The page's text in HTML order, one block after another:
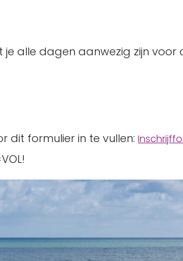
je alle dagen aanwezig zijn voor
dit formulier in te vullen: